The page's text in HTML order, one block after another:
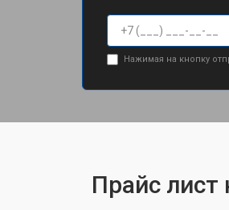
Нажимая на кнопку
Прайс лист